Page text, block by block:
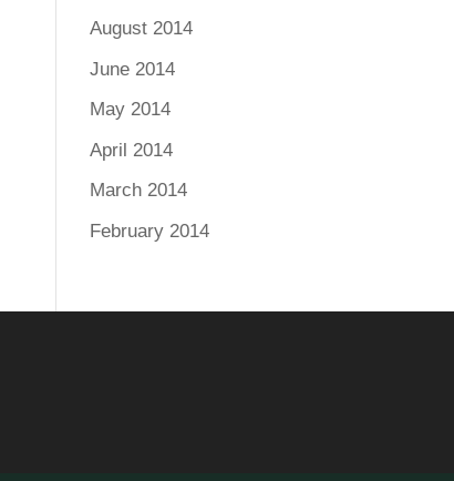
August 2014
June 2014
May 2014
April 2014
March 2014
February 2014